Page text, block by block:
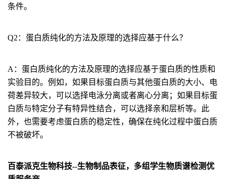
条件。
Q2：蛋白质纯化的方法及原理的选择应基于什么？
A：蛋白质纯化的方法及原理的选择应基于蛋白质的性质和
实验目的。例如，如果目标蛋白质与其他蛋白质的大小、电
荷差异较大，可以选择电泳分离或者离心分离；如果目标蛋
白质与特定分子有特异性结合，可以选择亲和层析等。此
外，也需要考虑蛋白质的稳定性，确保在纯化过程中蛋白质
不被破坏。
百泰派克生物科技--生物制品表征，多组学生物质谱检测优